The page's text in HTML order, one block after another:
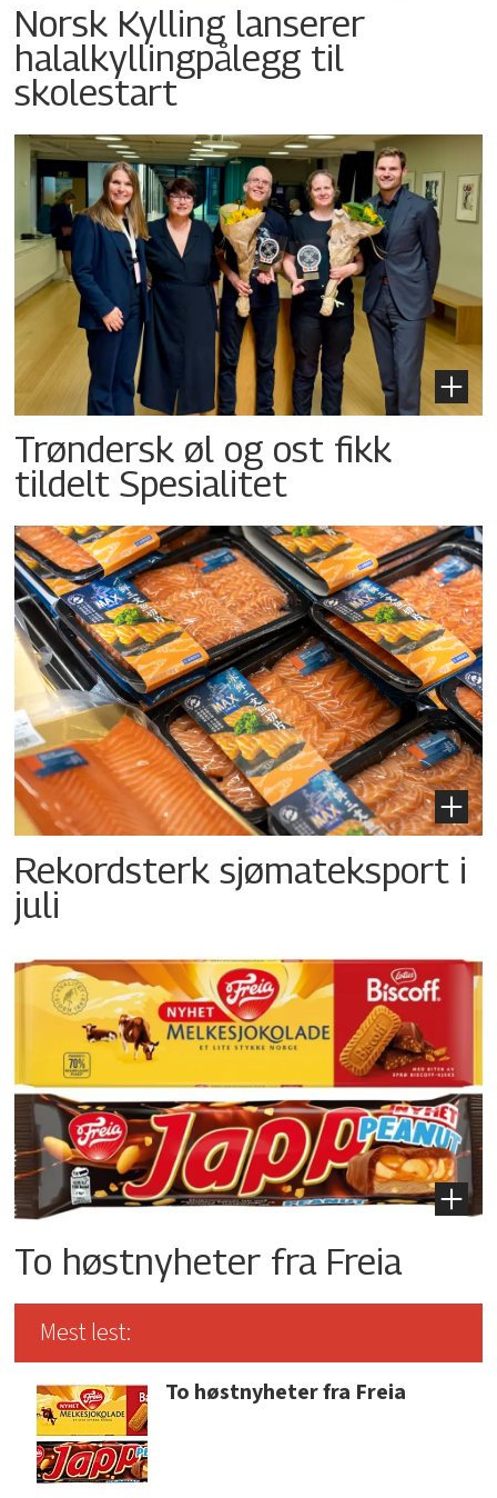
Norsk Kylling lanserer
halalkyllingpålegg til
skolestart
Trøndersk øl og ost fikk
tildelt Spesialitet
Rekordsterk sjømateksport i
juli
To høstnyheter fra Freia
Mest lest:
To høstnyheter fra Freia